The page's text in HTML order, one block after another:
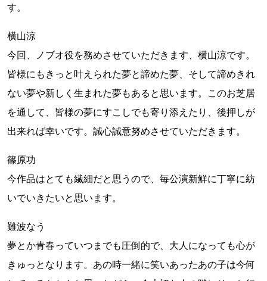
す。
横山涼
今回、ノブオ役を務めさせていただきます、横山涼です。
皆様にもきっと叶えられた夢と諦めた夢、そして諦めきれ
ない夢や新しく生まれた夢もあると思います。このお芝居
を通して、皆様の夢にすこしでも寄り添えたり、後押しが
出来れば幸いです。誠心誠意努めさせていただきます。
篠原功
今作品はとても繊細だと思うので、毎公演新鮮に丁寧に紡
いでいきたいと思います。
難波なう
夢とか青春っていつまでも圧倒的で、大人になっても心が
きゅっとなります。あの時一緒に笑いあったあの子は今何